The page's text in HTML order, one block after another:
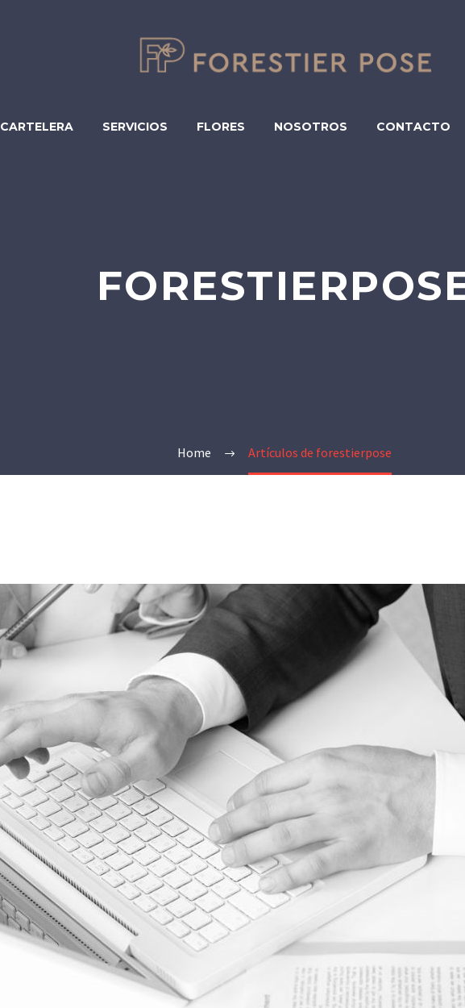
CARTELERA SERVICIOS FLORES NOSOTROS CONTACTO
Home Artículos de forestierpose